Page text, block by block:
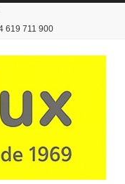
619 711 900